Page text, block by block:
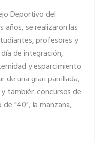
Deportivo del
se realizaron las
profesores y
de integración,
y esparcimiento.
de una gran parrillada,
también concursos de
"40", la manzana,
2018